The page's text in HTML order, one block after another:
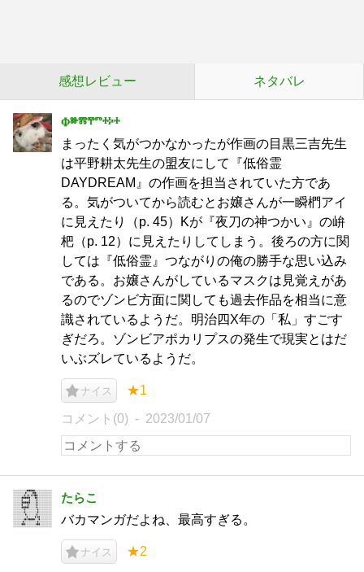
感想レビュー ネタバレ
Ⱇⱆⰿⰹⱅⰰⰽⰰ
まったく気がつかなかったが作画の目黒三吉先生
は平野耕太先生の盟友にして『低俗霊
DAYDREAM』の作画を担当されていた方であ
る。気がついてから読むとお嬢さんが一瞬椚アイ
に見えたり（p. 45）Kが『夜刀の神つかい』の峅
杷（p. 12）に見えたりしてしまう。後ろの方に関
しては『低俗霊』つながりの俺の勝手な思い込み
である。お嬢さんがしているマスクは見覚えがあ
るのでゾンビ方面に関しても過去作品を相当に意
識されているようだ。明治四X年の「私」すごす
ぎだろ。ゾンビアポカリプスの発生で現実とはだ
いぶズレているようだ。
ナイス ★1
コメント(0) 2023/01/07
たらこ
バカマンガだよね、最高すぎる。
ナイス ★2